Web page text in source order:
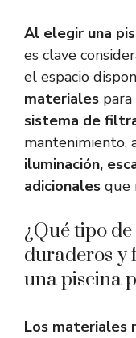
Al elegir una
es clave
el espacio
materiales
sistema de
mantenimiento,
iluminación,
adicionales que
¿Qué tipo
duraderos y
una piscina
Los materiales